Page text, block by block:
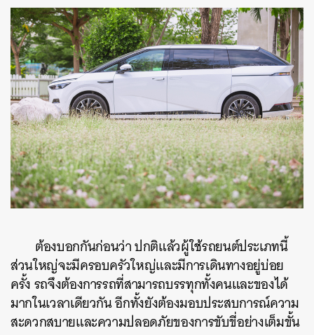
ต้องบอกกันก่อนว่า ปกติแล้วผู้ใช้รถยนต์ประเภทนี้
ส่วนใหญ่จะมีครอบครัวใหญ่และมีการเดินทางอยู่บ่อย
ครั้ง รถจึงต้องการรถที่สามารถบรรทุกทั้งคนและของได้
มากในเวลาเดียวกัน อีกทั้งยังต้องมอบประสบการณ์ความ
สะดวกสบายและความปลอดภัยของการขับขี่อย่างเต็มขั้น